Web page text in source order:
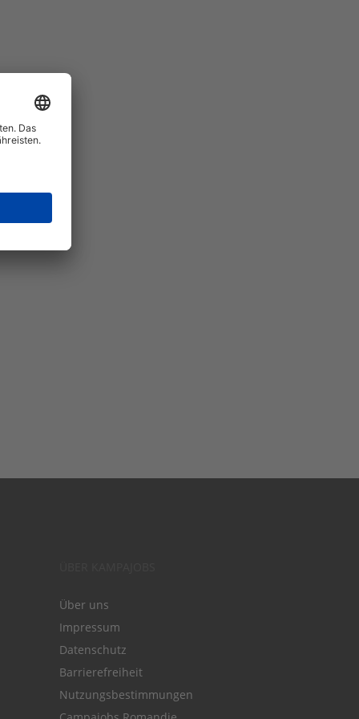
Über uns
Impressum
Datenschutz
Barrierefreiheit
Nutzungsbestimmungen